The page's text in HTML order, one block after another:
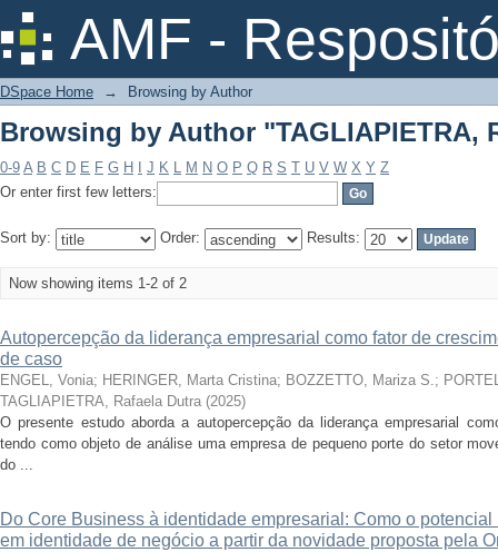
AMF -
Browsing by Author "TAGLIAPIETRA,
DSpace Home → Browsing by Author
Browsing by Author "TAGLIAPIETRA,
0-9 A B C D E F G H J K L M N O P Q R S T U V W X Y Z
Or enter first few letters:
Sort by: Order: Results:
Now showing items 1-2 of 2
Autopercepção da liderança empresarial como fator de
de caso
ENGEL, Vonia; HERINGER, Marta Cristina; BOZZETTO, Mariza S.;
TAGLIAPIETRA, Rafaela Dutra (2025)
O presente estudo aborda a autopercepção da liderança empresarial
tendo como objeto de análise uma empresa de pequeno porte do setor
do ...
Do Core Business à identidade empresarial: Como o
em identidade de negócio a partir da novidade proposta pela